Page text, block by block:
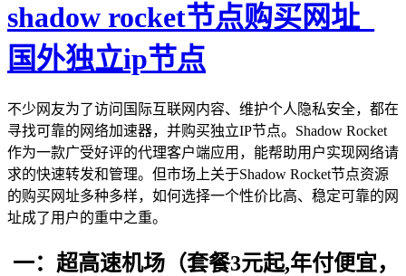
shadow rocket节点购买网址_
国外独立ip节点
不少网友为了访问国际互联网内容、维护个人隐私安全，都在
寻找可靠的网络加速器，并购买独立IP节点。Shadow Rocket
作为一款广受好评的代理客户端应用，能帮助用户实现网络请
求的快速转发和管理。但市场上关于Shadow Rocket节点资源
的购买网址多种多样，如何选择一个性价比高、稳定可靠的网
址成了用户的重中之重。
一：超高速机场（套餐3元起,年付便宜，